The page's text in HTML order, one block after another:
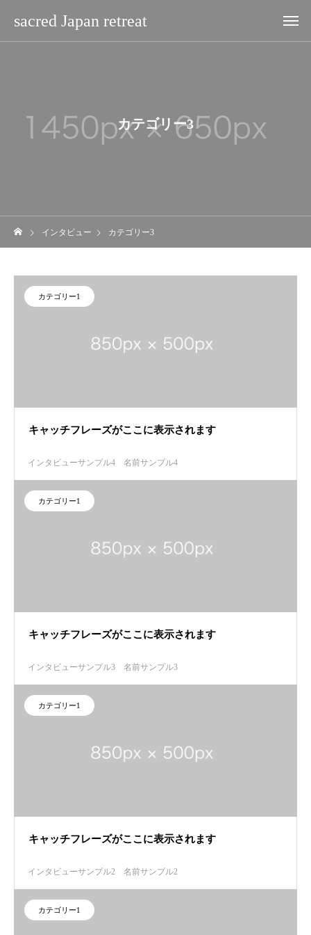
sacred Japan retreat
カテゴリー3
インタビュー カテゴリー3
カテゴリー1
キャッチフレーズがここに表示されます
インタビューサンプル4 名前サンプル4
カテゴリー1
キャッチフレーズがここに表示されます
インタビューサンプル3 名前サンプル3
カテゴリー1
キャッチフレーズがここに表示されます
インタビューサンプル2 名前サンプル2
カテゴリー1